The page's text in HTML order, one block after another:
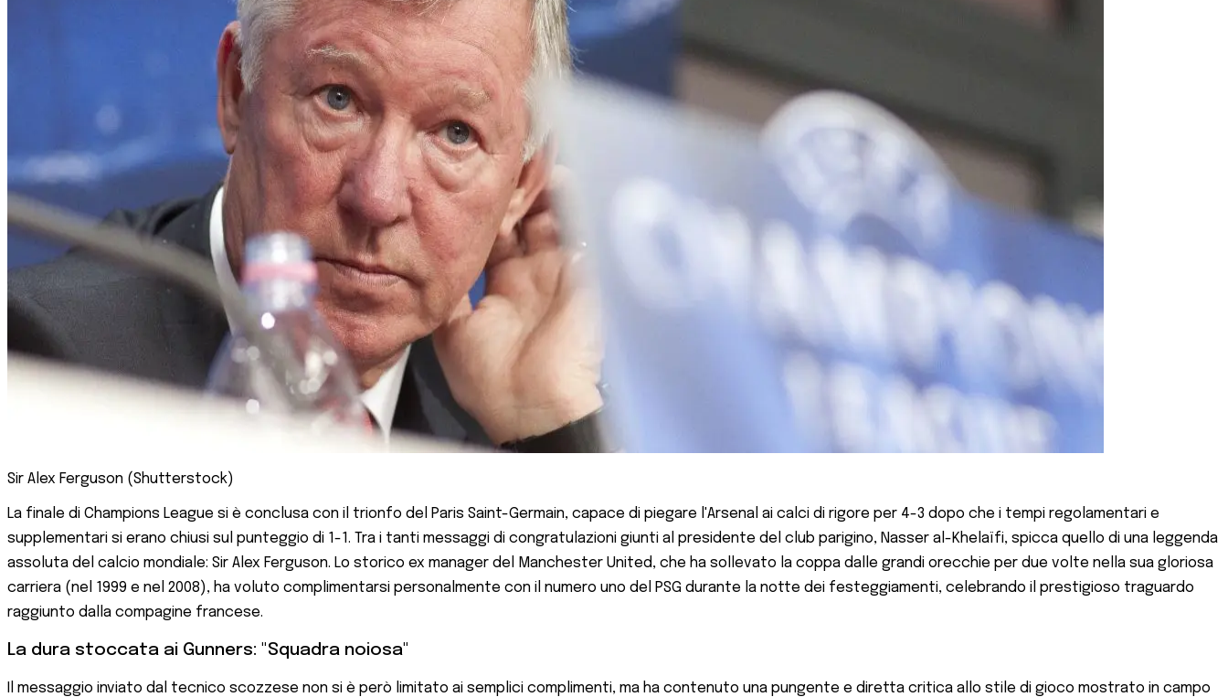
Sir Alex Ferguson (Shutterstock)
La finale di Champions League si è conclusa con il trionfo del Paris Saint-Germain, capace di piegare l'Arsenal ai calci di rigore per 4-3 dopo che i tempi regolamentari e
supplementari si erano chiusi sul punteggio di 1-1. Tra i tanti messaggi di congratulazioni giunti al presidente del club parigino, Nasser al-Khelaïfi, spicca quello di una leggenda
assoluta del calcio mondiale: Sir Alex Ferguson. Lo storico ex manager del Manchester United, che ha sollevato la coppa dalle grandi orecchie per due volte nella sua gloriosa
carriera (nel 1999 e nel 2008), ha voluto complimentarsi personalmente con il numero uno del PSG durante la notte dei festeggiamenti, celebrando il prestigioso traguardo
raggiunto dalla compagine francese.
La dura stoccata ai Gunners: "Squadra noiosa"
Il messaggio inviato dal tecnico scozzese non si è però limitato ai semplici complimenti, ma ha contenuto una pungente e diretta critica allo stile di gioco mostrato in campo